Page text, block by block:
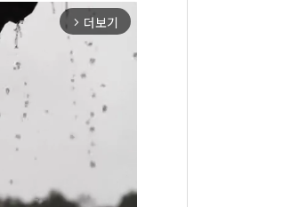
arrow_forward_ios 더보기